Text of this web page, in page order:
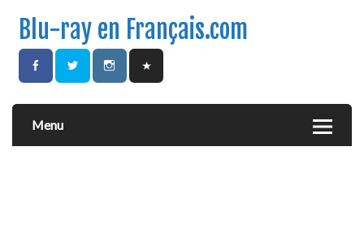
Blu-ray en Français.com
Menu